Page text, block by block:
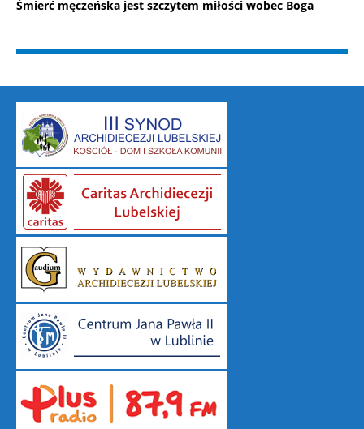
Śmierć męczeńska jest szczytem miłości wobec Boga